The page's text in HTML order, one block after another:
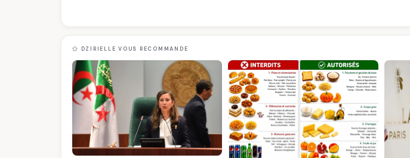
DZIRIELLE VOUS RECOMMANDE